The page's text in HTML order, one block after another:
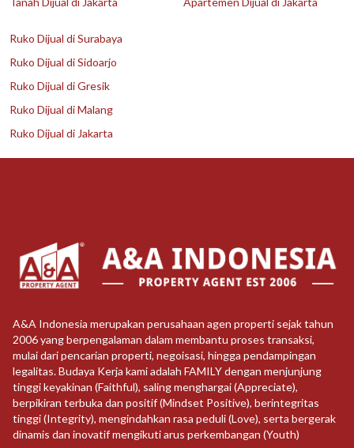
Ruko Dijual di Surabaya
Ruko Dijual di Sidoarjo
Ruko Dijual di Gresik
Ruko Dijual di Malang
Ruko Dijual di Jakarta
A&A Indonesia merupakan perusahaan agen properti sejak tahun
2006 yang berpengalaman dalam membantu proses transaksi,
mulai dari pencarian properti, negoisasi, hingga pendampingan
legalitas. Budaya Kerja kami adalah FAMILY dengan menjunjung
tinggi keyakinan (Faithful), saling menghargai (Appreciate),
berpikiran terbuka dan positif (Mindset Positive), berintegritas
tinggi (Integrity), mengindahkan rasa peduli (Love), serta bergerak
dinamis dan inovatif mengikuti arus perkembangan (Youth)